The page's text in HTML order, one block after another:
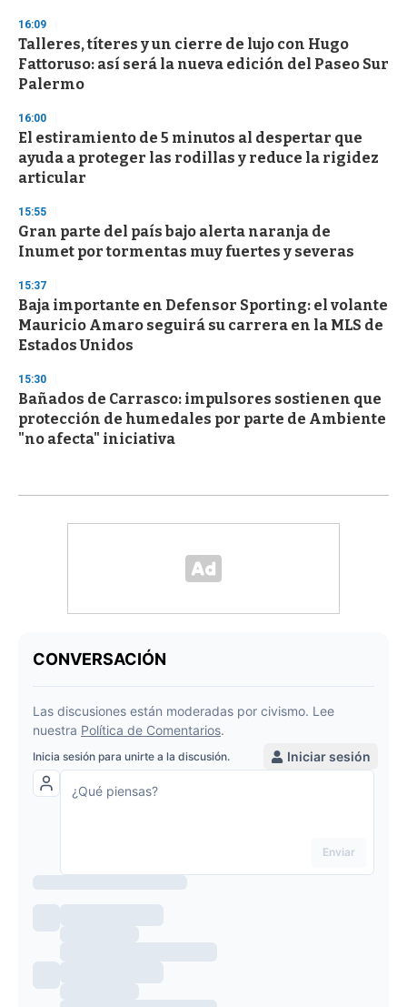
16:09
Talleres, títeres y un cierre de lujo con Hugo
Fattoruso: así será la nueva edición del Paseo Sur
Palermo
16:00
El estiramiento de 5 minutos al despertar que
ayuda a proteger las rodillas y reduce la rigidez
articular
15:55
Gran parte del país bajo alerta naranja de
Inumet por tormentas muy fuertes y severas
15:37
Baja importante en Defensor Sporting: el volante
Mauricio Amaro seguirá su carrera en la MLS de
Estados Unidos
15:30
Bañados de Carrasco: impulsores sostienen que
protección de humedales por parte de Ambiente
"no afecta" iniciativa